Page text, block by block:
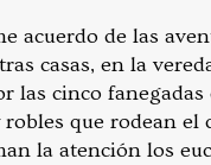
acuerdo de las
casas, en la
las cinco
que rodean
la atención los